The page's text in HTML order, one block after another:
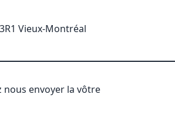
Vieux-Montréal
envoyer la vôtre